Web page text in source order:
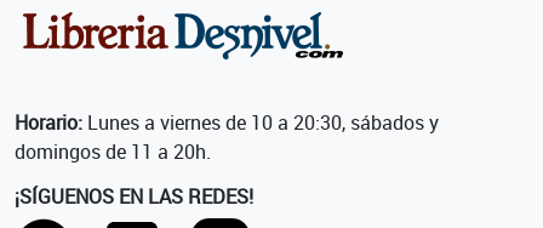
Horario: Lunes a viernes de 10 a 20:30, sábados y
domingos de 11 a 20h.
¡SÍGUENOS EN LAS REDES!